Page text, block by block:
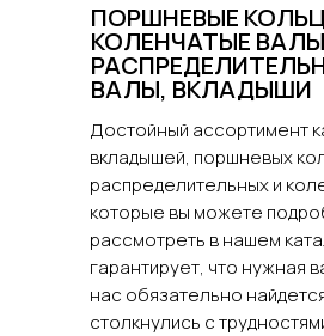
ПОРШНЕВЫЕ
КОЛЕНЧАТЫЕ
ВАЛЫ, ВКЛАДЫШИ
Достойный ассортимент
вкладышей, поршневых
распределительных и
которые вы можете
рассмотреть в нашем
гарантирует, что нужная
нас обязательно
столкнулись с